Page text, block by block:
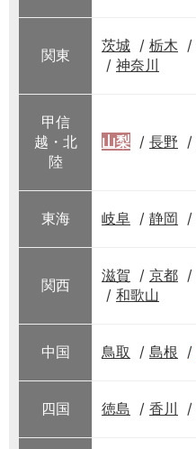
関東
茨城 栃木
神奈川
甲信
越・北
陸
山梨 長野
東海 岐阜 静岡
関西
滋賀 京都
和歌山
中国 鳥取 島根
四国 徳島 香川